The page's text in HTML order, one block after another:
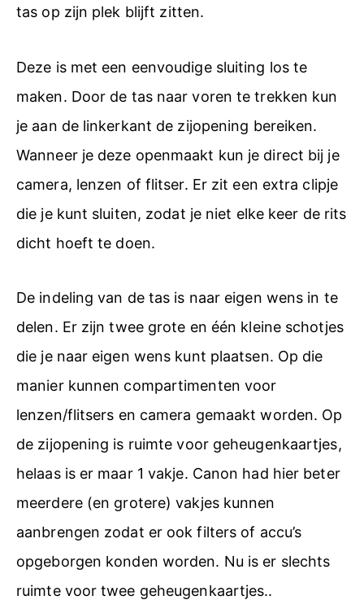
tas op zijn plek blijft zitten.
Deze is met een eenvoudige sluiting los te
maken. Door de tas naar voren te trekken kun
je aan de linkerkant de zijopening bereiken.
Wanneer je deze openmaakt kun je direct bij je
camera, lenzen of flitser. Er zit een extra clipje
die je kunt sluiten, zodat je niet elke keer de rits
dicht hoeft te doen.
De indeling van de tas is naar eigen wens in te
delen. Er zijn twee grote en één kleine schotjes
die je naar eigen wens kunt plaatsen. Op die
manier kunnen compartimenten voor
lenzen/flitsers en camera gemaakt worden. Op
de zijopening is ruimte voor geheugenkaartjes,
helaas is er maar 1 vakje. Canon had hier beter
meerdere (en grotere) vakjes kunnen
aanbrengen zodat er ook filters of accu’s
opgeborgen konden worden. Nu is er slechts
ruimte voor twee geheugenkaartjes..